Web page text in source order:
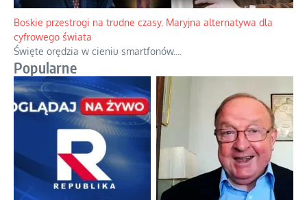
Boskie przestrogi na trudne czasy. Maryjna alternatywa dla
cyfrowego świata
Święte orędzia w cieniu smartfonów.
Popularne